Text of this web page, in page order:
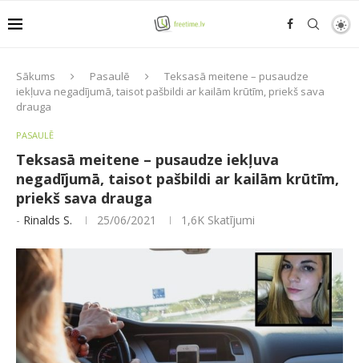
Sākums Pasaulē
Teksasā meitene – pusaudze
iekļuva negadījumā, taisot pašbildi ar kailām krūtīm, priekš sava
drauga
PASAULĒ
Teksasā meitene – pusaudze iekļuva
negadījumā, taisot pašbildi ar kailām krūtīm,
priekš sava drauga
- Rinalds S. 25/06/2021 1,6K Skatījumi